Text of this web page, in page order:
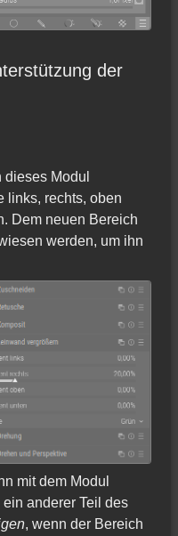
der
Modul
links, rechts, oben
Dem neuen Bereich
werden, um ihn
mit dem Modul
anderer Teil des
, wenn der Bereich